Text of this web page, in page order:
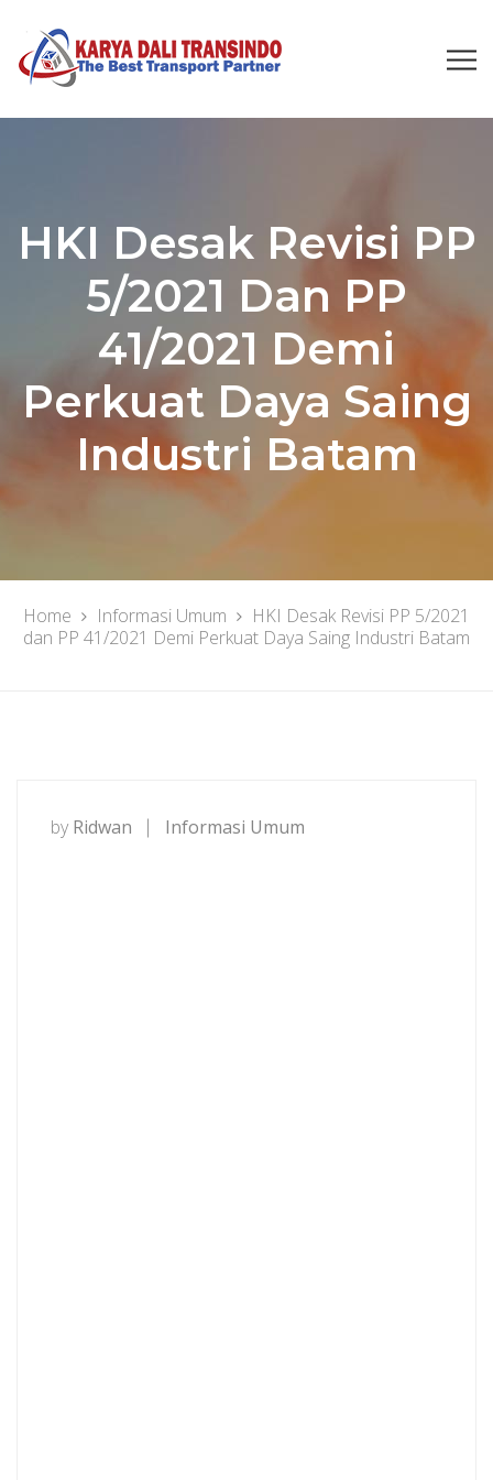
HKI Desak Revisi PP
5/2021 Dan PP
41/2021 Demi
Perkuat Daya Saing
Industri Batam
Home Informasi Umum
HKI Desak Revisi PP 5/2021
dan PP 41/2021 Demi Perkuat Daya Saing Industri Batam
by Ridwan Informasi Umum